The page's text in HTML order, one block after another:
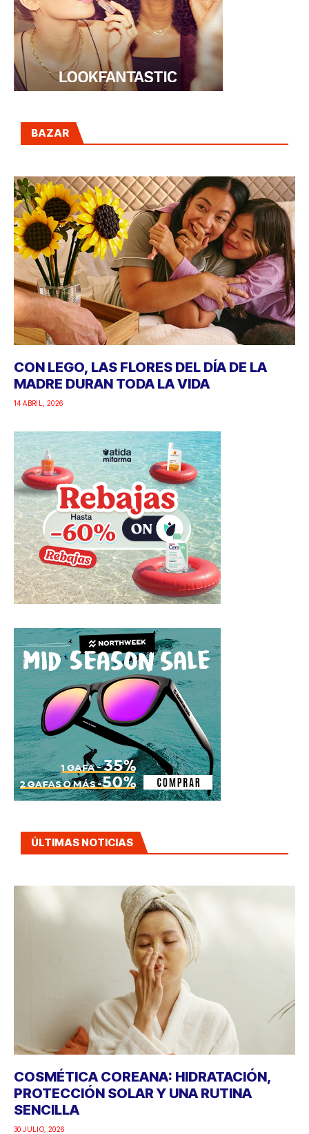
BAZAR
CON LEGO, LAS FLORES DEL DÍA DE LA
MADRE DURAN TODA LA VIDA
14 ABRIL, 2026
ÚLTIMAS NOTICIAS
COSMÉTICA COREANA: HIDRATACIÓN,
PROTECCIÓN SOLAR Y UNA RUTINA
SENCILLA
30 JULIO, 2026